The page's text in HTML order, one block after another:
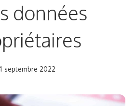
données
septembre 2022